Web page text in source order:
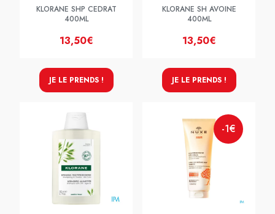
KLORANE SHP CEDRAT
400ML
13,50€
JE LE PRENDS !
KLORANE SH AVOINE
400ML
13,50€
JE LE PRENDS !
-1€